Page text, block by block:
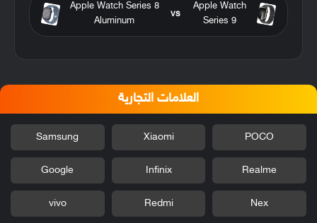
Apple Watch
Series 9
vs
Apple Watch Series 8
Aluminum
العلامات التجارية
POCO
Xiaomi
Samsung
Realme
Infinix
Google
Nex
Redmi
vivo